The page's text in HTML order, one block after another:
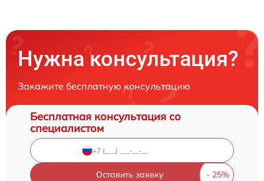
Нужна консультация?
Закажите бесплатную консультацию
Бесплатная консультация со
специалистом
Оставить заявку